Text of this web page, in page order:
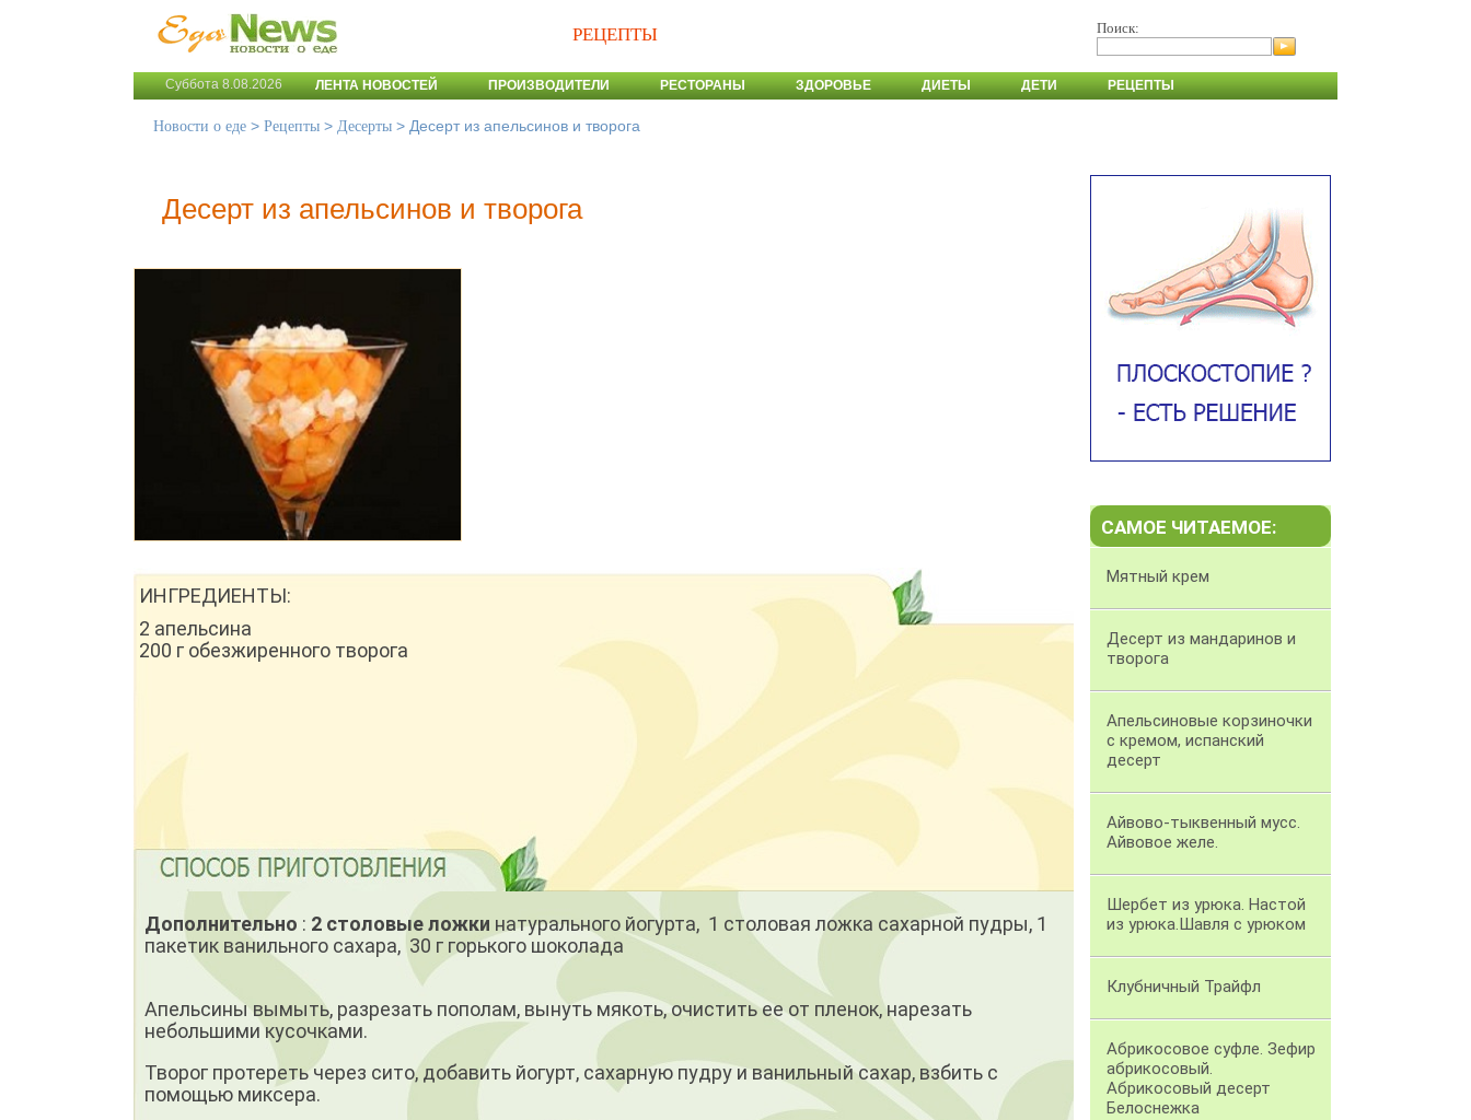
РЕЦЕПТЫ Поиск:
Суббота 8.08.2026 ЛЕНТА НОВОСТЕЙ ПРОИЗВОДИТЕЛИ РЕСТОРАНЫ ЗДОРОВЬЕ ДИЕТЫ ДЕТИ РЕЦЕПТЫ
Новости о еде > Рецепты > Десерты > Десерт из апельсинов и творога
Десерт из апельсинов и творога
ИНГРЕДИЕНТЫ:
2 апельсина
200 г обезжиренного творога
Дополнительно : 2 столовые ложки натурального йогурта, 1 столовая ложка сахарной пудры, 1
пакетик ванильного сахара, 30 г горького шоколада
Апельсины вымыть, разрезать пополам, вынуть мякоть, очи­стить ее от пленок, нарезать
небольшими кусочками.
Творог протереть через сито, добавить йогурт, сахарную пудру и ванильный сахар, взбить с
помощью миксера.
САМОЕ ЧИТАЕМОЕ:
Мятный крем
Десерт из мандаринов и
творога
Апельсиновые корзиночки
с кремом, испанский
десерт
Айвово-тыквенный мусс.
Айвовое желе.
Шербет из урюка. Настой
из урюка.Шавля с урюком
Клубничный Трайфл
Абрикосовое суфле. Зефир
абрикосовый.
Абрикосовый десерт
Белоснежка